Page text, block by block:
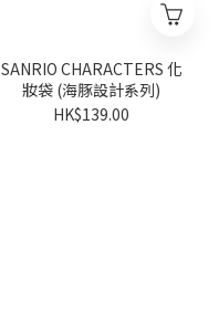
SANRIO CHARACTERS 化
妝袋 (海豚設計系列)
HK$139.00